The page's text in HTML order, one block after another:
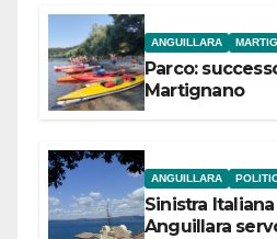
ANGUILLARA
Parco:
Martignano
ANGUILLARA
Sinistra Italiana
Anguillara